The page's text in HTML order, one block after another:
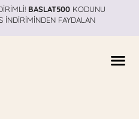
BASLAT500KODUNU
İNDİRİMİNDEN FAYDALAN